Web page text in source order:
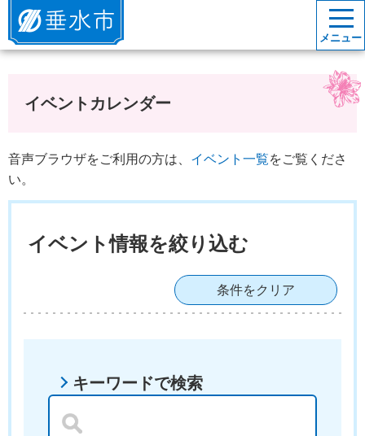
垂水市
メニュー
イベントカレンダー
音声ブラウザをご利用の方は、 イベント一覧をご覧くださ
い。
イベント情報を絞り込む
条件をクリア
キーワードで検索